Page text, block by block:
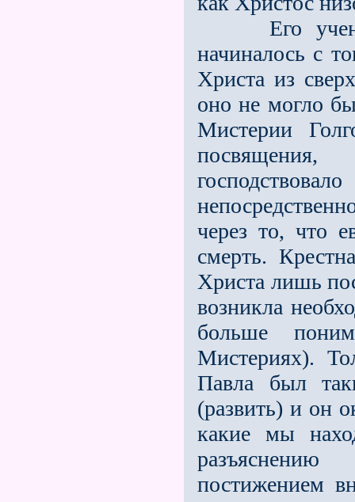
Его учению
начиналось с
Христа из
оно не могло
Мистерии
через то, что
смерть.
Христа лишь
возникла
больше
Мистериях).
Павла был
(развить) и он
какие мы
постижением